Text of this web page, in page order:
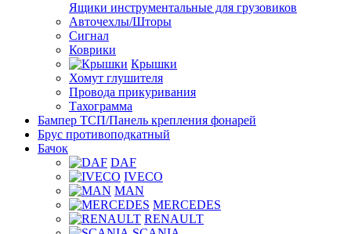
Ящики инструментальные для грузовиков
Авточехлы/Шторы
Сигнал
Коврики
Крышки
Хомут глушителя
Провода прикуривания
Тахограмма
Бампер ТСП/Панель крепления фонарей
Брус противоподкатный
Бачок
DAF
IVECO
MAN
MERCEDES
RENAULT